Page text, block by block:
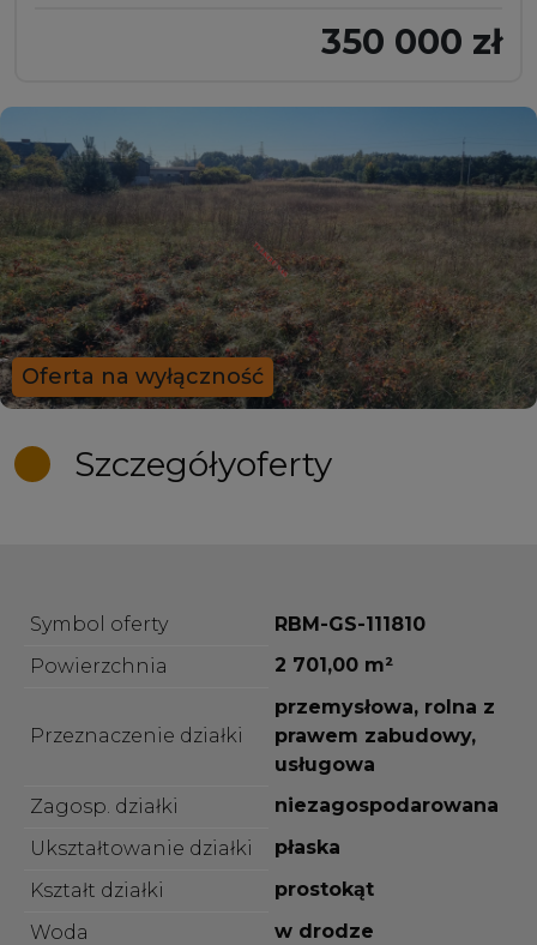
350 000 zł
Oferta na wyłączność
Szczegółyoferty
Symbol oferty
RBM-GS-111810
Powierzchnia
2 701,00 m²
Przeznaczenie działki
przemysłowa, rolna z
prawem zabudowy,
usługowa
Zagosp. działki
niezagospodarowana
Ukształtowanie działki
płaska
Kształt działki
prostokąt
Woda
w drodze